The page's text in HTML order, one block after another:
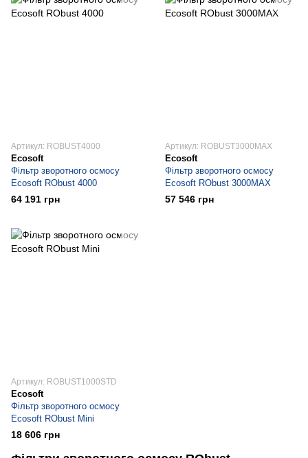
Артикул: ROBUST4000
Ecosoft
Фільтр зворотного осмосу
Ecosoft RObust 4000
64 191 грн
Артикул: ROBUST3000MAX
Ecosoft
Фільтр зворотного осмосу
Ecosoft RObust 3000MAX
57 546 грн
Артикул: ROBUST1000STD
Ecosoft
Фільтр зворотного осмосу
Ecosoft RObust Mini
18 606 грн